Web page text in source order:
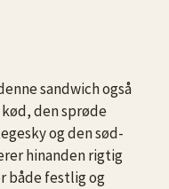
sandwich også
den sprøde
og den sød-
hinanden rigtig
både festlig og